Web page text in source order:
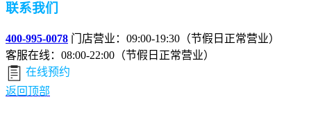
联系我们
400-995-0078 门店营业：09:00-19:30（节假日正常营业）
客服在线：08:00-22:00（节假日正常营业）
在线预约
返回顶部